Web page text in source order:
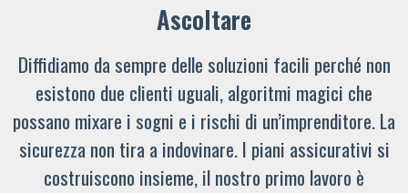
Ascoltare
Diffidiamo da sempre delle soluzioni facili perché non
esistono due clienti uguali, algoritmi magici che
possano mixare i sogni e i rischi di un’imprenditore. La
sicurezza non tira a indovinare. I piani assicurativi si
costruiscono insieme, il nostro primo lavoro è